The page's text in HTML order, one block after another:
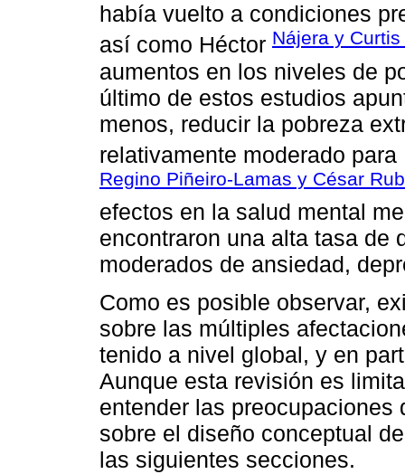
había vuelto a condiciones
así como Héctor Nájera y
aumentos en los niveles de
último de estos estudios
menos, reducir la pobreza
relativamente moderado
Regino Piñeiro-Lamas y César
efectos en la salud mental
encontraron una alta tasa de
moderados de ansiedad,
Como es posible observar,
sobre las múltiples
tenido a nivel global, y en
Aunque esta revisión es
entender las
sobre el diseño conceptual
las siguientes secciones.